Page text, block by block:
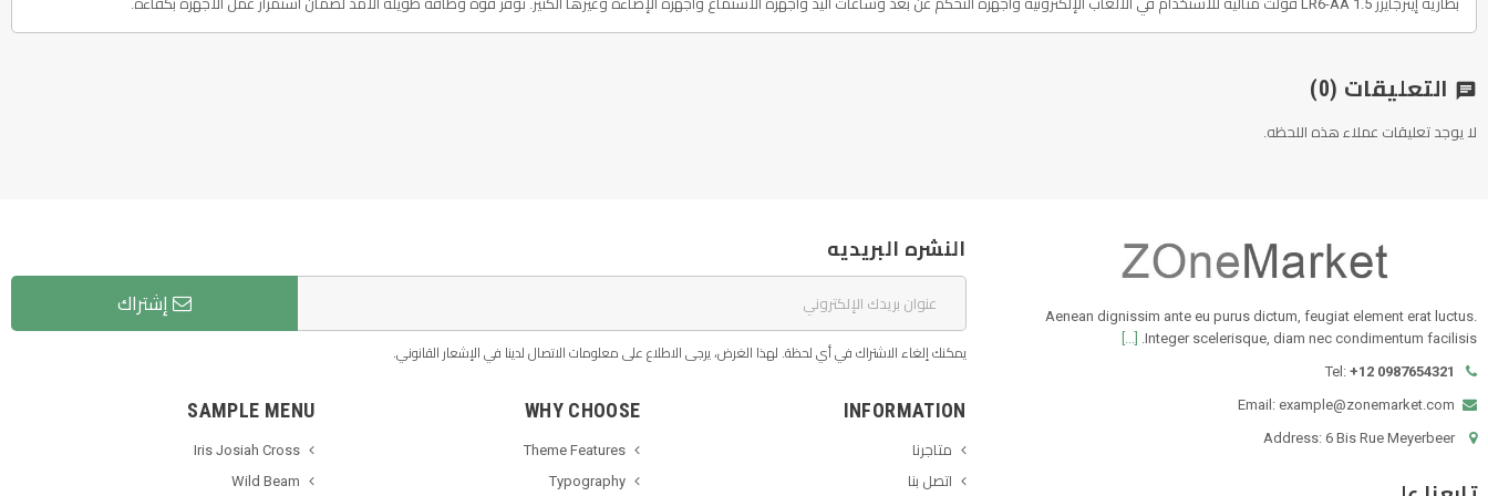
بطارية إينرجايزر LR6-AA 1.5 فولت مثالية للاستخدام في الألعاب الإلكترونية وأجهزة التحكم عن بعد وساعات اليد وأجهزة الاستماع وأجهزة الإضاءة وغيرها الكثير. توفر قوة وطاقة طويلة الأمد لضمان استمرار عمل الأجهزة بكفاءة.
chat التعليقات (0)
لا يوجد تعليقات عملاء هذه اللحظه.
Aenean dignissim ante eu purus dictum, feugiat element erat luctus.
Integer scelerisque, diam nec condimentum facilisis.
Tel: +12 0987654321
Email: example@zonemarket.com
Address: 6 Bis Rue Meyerbeer
النشره البريديه
إشتراك
يمكنك إلغاء الاشتراك في أي لحظة. لهذا الغرض، يرجى الاطلاع على معلومات الاتصال لدينا في الإشعار القانوني.
INFORMATION
متاجرنا
اتصل بنا
WHY CHOOSE
Theme Features
Typography
SAMPLE MENU
Iris Josiah Cross
Wild Beam